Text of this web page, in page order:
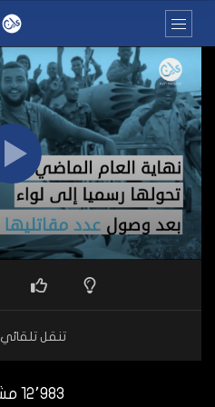
تنقل تلقائي
12٬983 مشاهدة